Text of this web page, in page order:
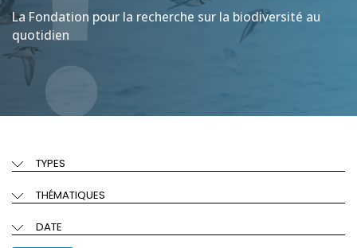
La Fondation pour la recherche sur la biodiversité au
quotidien
TYPES
THÉMATIQUES
DATE